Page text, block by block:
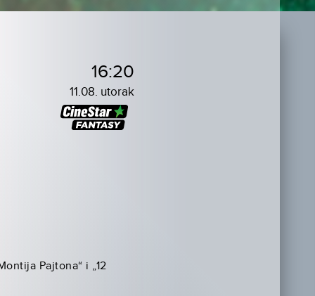
16:20
11.08. utorak
Pajtona“ i „12